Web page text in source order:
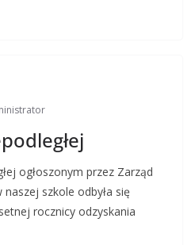
ogłoszonym przez Zarząd
szkole odbyła się
rocznicy odzyskania